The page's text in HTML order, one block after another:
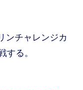
ンチャレンジカ
する。